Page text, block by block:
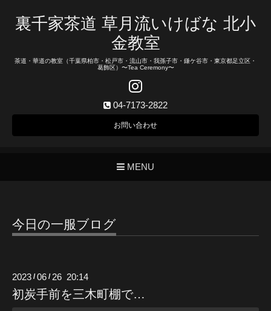
裏千家茶道 草月流いけばな 北小
金教室
茶道・華道の教室（千葉県柏市・松戸市・流山市・我孫子市・鎌ケ谷市・東京都足立区・
葛飾区）〜Tea Ceremony〜
04-7173-2822
お問い合わせ
MENU
今日の一服ブログ
2023 /06 / 26 20:14
初炭手前を三木町棚で…